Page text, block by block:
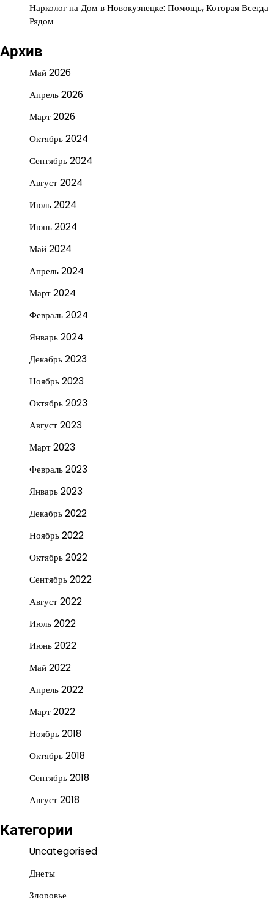
Нарколог на Дом в Новокузнецке: Помощь, Которая Всегда
Рядом
Архив
Май 2026
Апрель 2026
Март 2026
Октябрь 2024
Сентябрь 2024
Август 2024
Июль 2024
Июнь 2024
Май 2024
Апрель 2024
Март 2024
Февраль 2024
Январь 2024
Декабрь 2023
Ноябрь 2023
Октябрь 2023
Август 2023
Март 2023
Февраль 2023
Январь 2023
Декабрь 2022
Ноябрь 2022
Октябрь 2022
Сентябрь 2022
Август 2022
Июль 2022
Июнь 2022
Май 2022
Апрель 2022
Март 2022
Ноябрь 2018
Октябрь 2018
Сентябрь 2018
Август 2018
Категории
Uncategorised
Диеты
Здоровье